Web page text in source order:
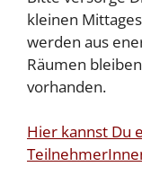
kleinen
werden aus
Räumen
vorhanden.
Hier kannst Du